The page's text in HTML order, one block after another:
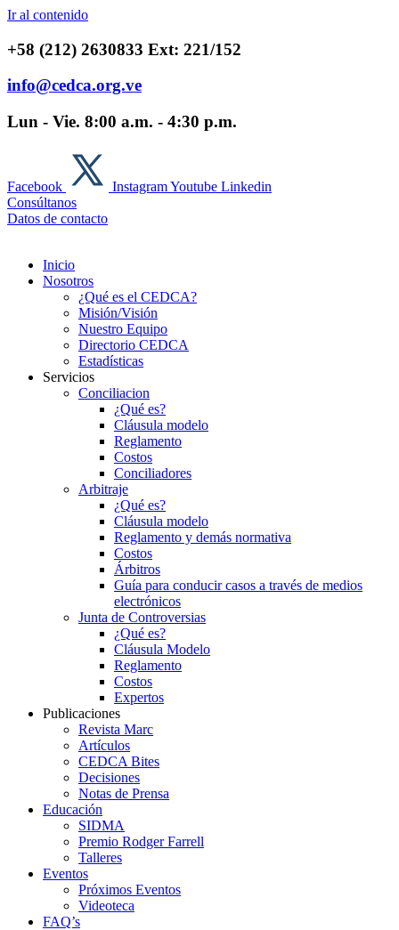
Ir al contenido
+58 (212) 2630833 Ext: 221/152
info@cedca.org.ve
Lun - Vie. 8:00 a.m. - 4:30 p.m.
Facebook InstagramYoutube Linkedin
Consúltanos
Datos de contacto
Inicio
Nosotros
¿Qué es el CEDCA?
Misión/Visión
Nuestro Equipo
Directorio CEDCA
Estadísticas
Servicios
Conciliacion
¿Qué es?
Cláusula modelo
Reglamento
Costos
Conciliadores
Arbitraje
¿Qué es?
Cláusula modelo
Reglamento y demás normativa
Costos
Árbitros
Guía para conducir casos a través de medios
electrónicos
Junta de Controversias
¿Qué es?
Cláusula Modelo
Reglamento
Costos
Expertos
Publicaciones
Revista Marc
Artículos
CEDCA Bites
Decisiones
Notas de Prensa
Educación
SIDMA
Premio Rodger Farrell
Talleres
Eventos
Próximos Eventos
Videoteca
FAQ’s